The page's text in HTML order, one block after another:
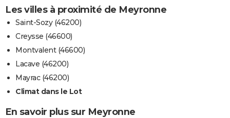
Les villes à proximité de Meyronne
Saint-Sozy (46200)
Creysse (46600)
Montvalent (46600)
Lacave (46200)
Mayrac (46200)
Climat dans le Lot
En savoir plus sur Meyronne